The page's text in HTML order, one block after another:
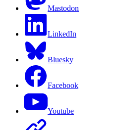
Mastodon
LinkedIn
Bluesky
Facebook
Youtube